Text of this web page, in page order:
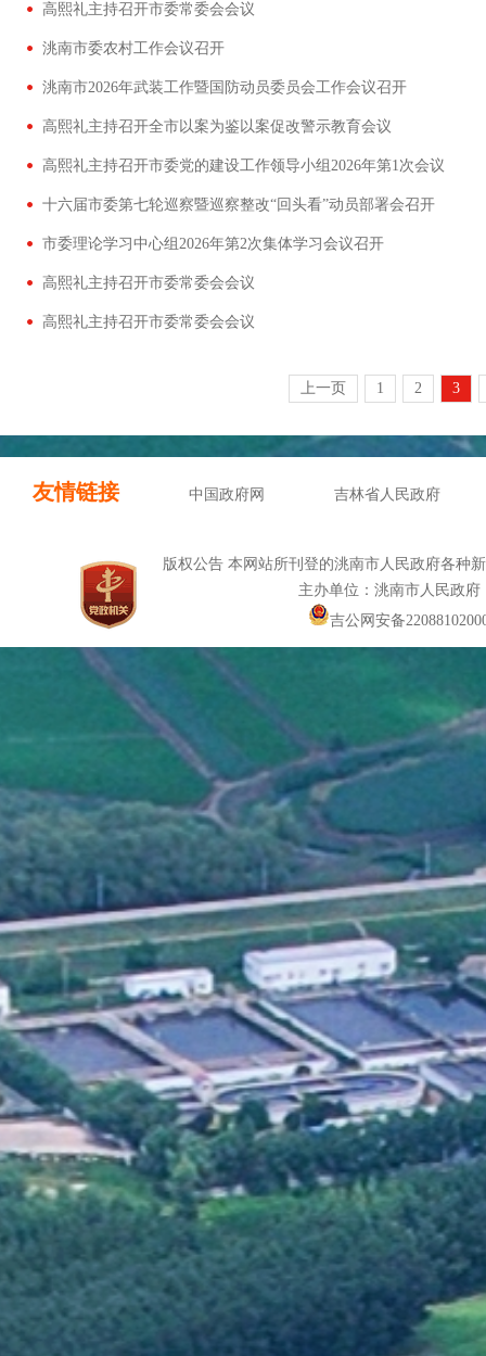
高熙礼主持召开市委常委会会议
洮南市委农村工作会议召开
洮南市2026年武装工作暨国防动员委员会工作会议召开
高熙礼主持召开全市以案为鉴以案促改警示教育会议
高熙礼主持召开市委党的建设工作领导小组2026年第1次会议
十六届市委第七轮巡察暨巡察整改“回头看”动员部署会召开
市委理论学习中心组2026年第2次集体学习会议召开
高熙礼主持召开市委常委会会议
高熙礼主持召开市委常委会会议
上一页 1 2 3
友情链接 中国政府网 吉林省人民政府
版权公告 本网站所刊登的洮南市人民政府各种
主办单位：洮南市人民政
吉公网安备